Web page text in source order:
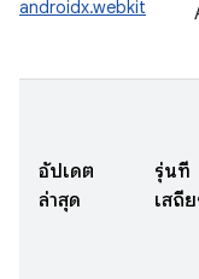
androidx.webkit
อัปเดต
ล่าสุด
รุ่นที่
เสถี